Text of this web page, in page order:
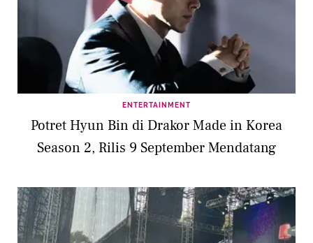
ENTERTAINMENT
Potret Hyun Bin di Drakor Made in Korea
Season 2, Rilis 9 September Mendatang